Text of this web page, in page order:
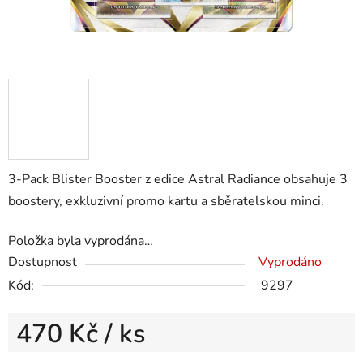
3-Pack Blister Booster z edice Astral Radiance obsahuje 3
boostery, exkluzivní promo kartu a sběratelskou minci.
Položka byla vyprodána…
Dostupnost
Vyprodáno
Kód:
9297
470 Kč/ ks